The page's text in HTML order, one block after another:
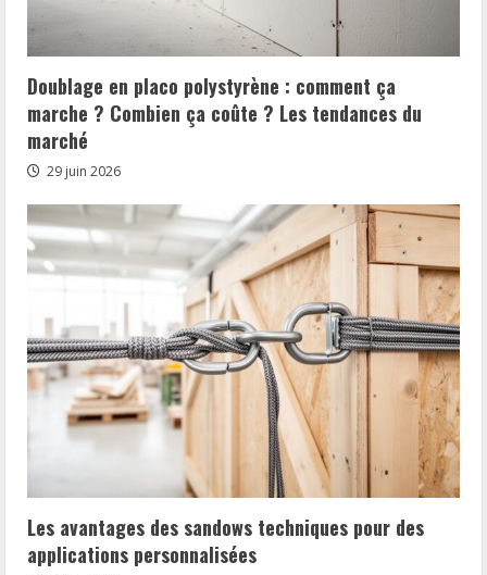
Doublage en placo polystyrène : comment ça
marche ? Combien ça coûte ? Les tendances du
marché
29 juin 2026
Les avantages des sandows techniques pour des
applications personnalisées